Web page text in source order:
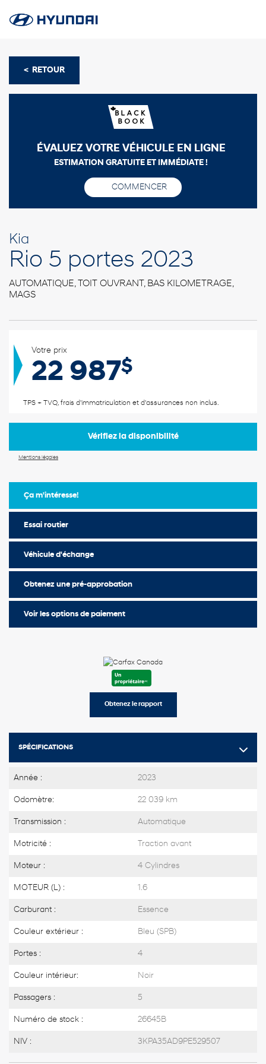
< RETOUR
ÉVALUEZ VOTRE VÉHICULE EN LIGNE
ESTIMATION GRATUITE ET IMMÉDIATE !
COMMENCER
Kia
Rio 5 portes 2023
AUTOMATIQUE, TOIT OUVRANT, BAS KILOMETRAGE,
MAGS
Obtenez le rapport
SPÉCIFICATIONS
Année : 2023
Odomètre: 22 039 km
Transmission : Automatique
Motricité : Traction avant
Moteur : 4 Cylindres
MOTEUR (L) : 1.6
Carburant : Essence
Couleur extérieur : Bleu (SPB)
Portes : 4
Couleur intérieur: Noir
Passagers : 5
Numéro de stock : 26645B
NIV : 3KPA35AD9PE529507
Votre prix
22 987$
TPS + TVQ, frais d'immatriculation et d'assurances non inclus.
Vérifiez la disponibilité
Mentions légales
Ça m'intéresse!
Essai routier
Véhicule d'échange
Obtenez une pré-approbation
Voir les options de paiement